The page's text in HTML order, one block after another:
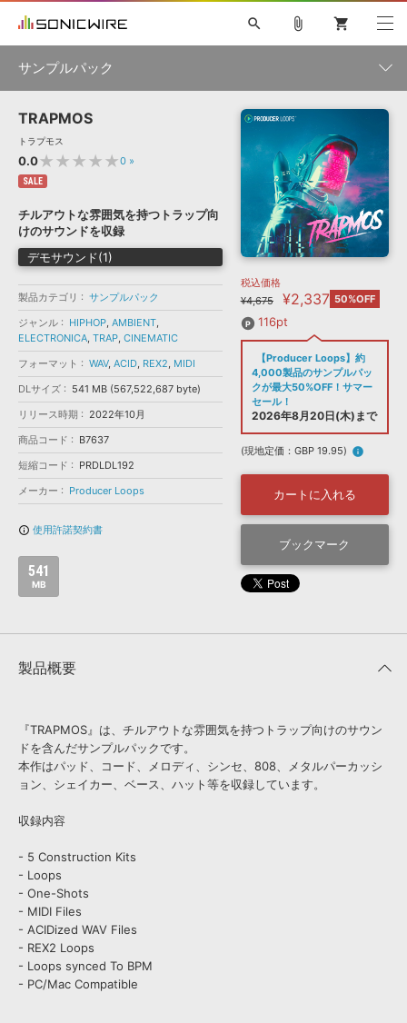
ソフト音源 »
プラグイン・エフェクト »
サンプルパック »
ソフトウェア／ツール »
DAW »
効果音 »
BGM »
特集 »
ニュースレター »
SONICWIREブログ »
製品サポート情報 »
DTMガイド »
FAQ »
お問い合わせ »
音楽カード
楽曲配信流通サービス
無償のサウンド管理ソフト
次世代型 ボーカル・エディタ
映像のBGM・セリフを音声分離
SLS
search
初音ミク NT 巡音ルカ V4X
KAITO V3
TOONTRACK
SPITFIRE AUDIO
VIENNA
EZ DRUMMER 3
ライセンスフリーBGM
ボーカル抜き出し
DUBSTEP
ELECTRONICA
EDM TRANCE MUTANT
ROUTER.FM
ソフト音源 プラグイン・エフェクト
ソフトウェア／ツール 効果音
attach_file shopping_cart
サンプルパック
製品一覧
メーカー
フォーマット
ランキング
TRAPMOS
トラプモス
0.0★★★★★0 »
SALE
チルアウトな雰囲気を持つトラップ向
けのサウンドを収録
デモサウンド(1)
製品カテゴリ
サンプルパック
ジャンル
HIPHOP, AMBIENT,
ELECTRONICA, TRAP, CINEMATIC
フォーマット
WAV, ACID, REX2, MIDI
DLサイズ
541 MB (567,522,687 byte)
リリース時期
2022年10月
商品コード
B7637
短縮コード
PRDLDL192
メーカー
Producer Loops
info_outline 使用許諾契約書
541
MB
税込価格
¥4,675
¥2,337 50%OFF
116pt
【Producer Loops】約
4,000製品のサンプルパッ
クが最大50%OFF！サマー
セール！
2026年8月20日(木)まで
(現地定価：GBP 19.95) info
カートに入れる
ブックマーク
製品概要
『TRAPMOS』は、チルアウトな雰囲気を持つトラップ向けのサウン
ドを含んだサンプルパックです。
本作はパッド、コード、メロディ、シンセ、808、メタルパーカッシ
ョン、シェイカー、ベース、ハット等を収録しています。
収録内容
- 5 Construction Kits
- Loops
- One-Shots
- MIDI Files
- ACIDized WAV Files
- REX2 Loops
- Loops synced To BPM
- PC/Mac Compatible